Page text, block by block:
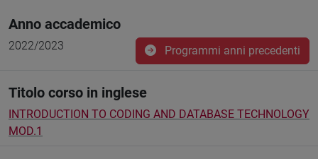
Anno accademico
2022/2023 Programmi anni precedenti
Titolo corso in inglese
INTRODUCTION TO CODING AND DATABASE TECHNOLOGY
MOD.1